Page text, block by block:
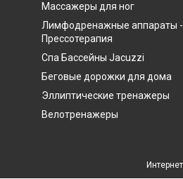
Массажеры для ног
Лимфодренажные аппараты -
Прессотерапия
Спа Бассейны Jacuzzi
Беговые дорожки для дома
Эллиптические тренажеры
Велотренажеры